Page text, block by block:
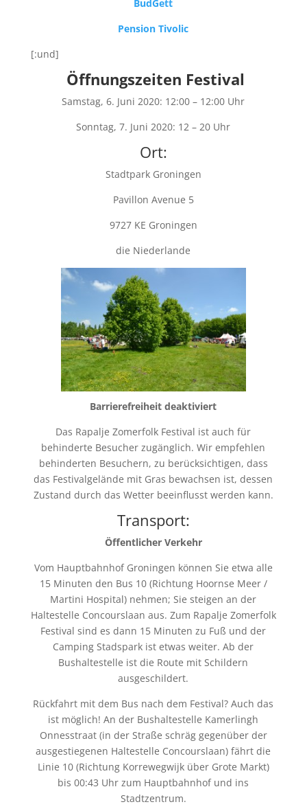
BudGett
Pension Tivolic
[:und]
Öffnungszeiten Festival
Samstag, 6. Juni 2020: 12:00 – 12:00 Uhr
Sonntag, 7. Juni 2020: 12 – 20 Uhr
Ort:
Stadtpark Groningen
Pavillon Avenue 5
9727 KE Groningen
die Niederlande
Barrierefreiheit deaktiviert
Das Rapalje Zomerfolk Festival ist auch für
behinderte Besucher zugänglich. Wir empfehlen
behinderten Besuchern, zu berücksichtigen, dass
das Festivalgelände mit Gras bewachsen ist, dessen
Zustand durch das Wetter beeinflusst werden kann.
Transport:
Öffentlicher Verkehr
Vom Hauptbahnhof Groningen können Sie etwa alle
15 Minuten den Bus 10 (Richtung Hoornse Meer /
Martini Hospital) nehmen; Sie steigen an der
Haltestelle Concourslaan aus. Zum Rapalje Zomerfolk
Festival sind es dann 15 Minuten zu Fuß und der
Camping Stadspark ist etwas weiter. Ab der
Bushaltestelle ist die Route mit Schildern
ausgeschildert.
Rückfahrt mit dem Bus nach dem Festival? Auch das
ist möglich! An der Bushaltestelle Kamerlingh
Onnesstraat (in der Straße schräg gegenüber der
ausgestiegenen Haltestelle Concourslaan) fährt die
Linie 10 (Richtung Korrewegwijk über Grote Markt)
bis 00:43 Uhr zum Hauptbahnhof und ins
Stadtzentrum.